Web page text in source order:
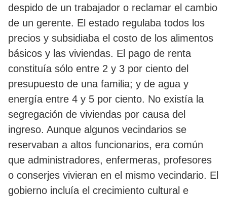
despido de un trabajador o reclamar el cambio
de un gerente. El estado regulaba todos los
precios y subsidiaba el costo de los alimentos
básicos y las viviendas. El pago de renta
constituía sólo entre 2 y 3 por ciento del
presupuesto de una familia; y de agua y
energía entre 4 y 5 por ciento. No existía la
segregación de viviendas por causa del
ingreso. Aunque algunos vecindarios se
reservaban a altos funcionarios, era común
que administradores, enfermeras, profesores
o conserjes vivieran en el mismo vecindario. El
gobierno incluía el crecimiento cultural e